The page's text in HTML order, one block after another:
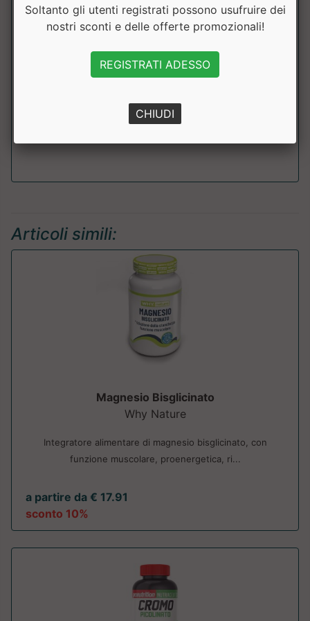
da Ferro
Liposomiale
9mg 64%
200mcg
Articoli simili:
Magnesio Bisglicinato
Why Nature
Integratore alimentare di magnesio bisglicinato, con
funzione muscolare, proenergetica, ri...
a partire da € 17.91
sconto 10%
Soltanto gli utenti registrati possono usufruire dei
nostri sconti e delle offerte promozionali!
REGISTRATI ADESSO
CHIUDI